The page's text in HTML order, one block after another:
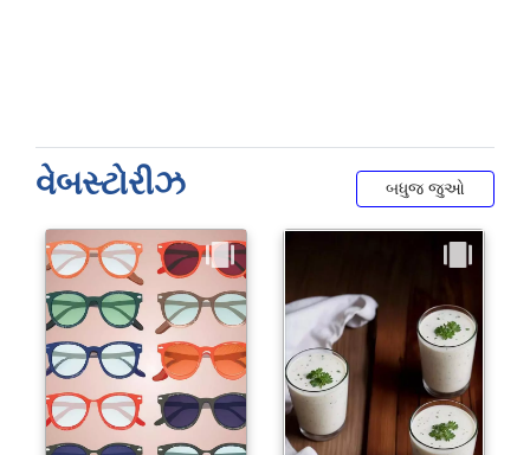
વેબસ્ટોરીઝ બધુજ જુઓ